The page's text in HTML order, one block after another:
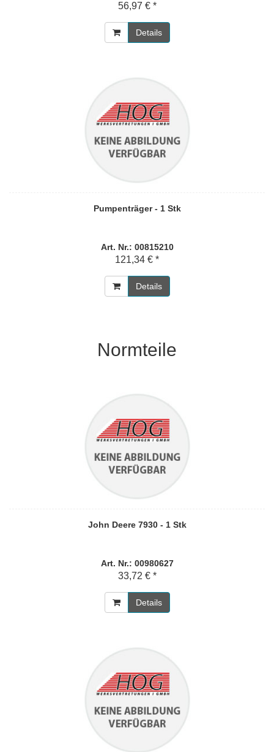
56,97 € *
Details
Pumpenträger - 1 Stk
Art. Nr.: 00815210
121,34 € *
Details
Normteile
John Deere 7930 - 1 Stk
Art. Nr.: 00980627
33,72 € *
Details